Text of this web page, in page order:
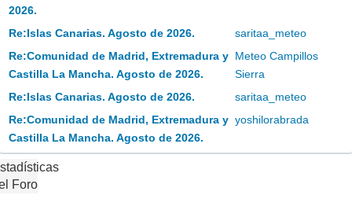
2026.
Re:Islas Canarias. Agosto de 2026.
saritaa_meteo
Re:Comunidad de Madrid, Extremadura y
Castilla La Mancha. Agosto de 2026.
Meteo Campillos
Sierra
Re:Islas Canarias. Agosto de 2026.
saritaa_meteo
Re:Comunidad de Madrid, Extremadura y
Castilla La Mancha. Agosto de 2026.
yoshilorabrada
Foro